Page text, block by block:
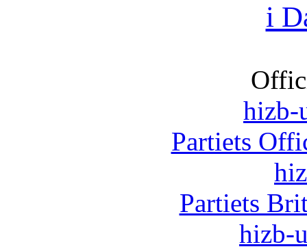
i
hizb-
Partiets
Partiets
hizb-